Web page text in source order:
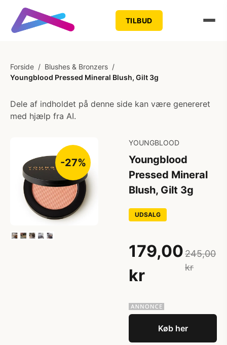
TILBUD
Forside / Blushes & Bronzers /
Youngblood Pressed Mineral Blush, Gilt 3g
Dele af indholdet på denne side kan være genereret
med hjælp fra AI.
-27%
YOUNGBLOOD
Youngblood
Pressed Mineral
Blush, Gilt 3g
UDSALG
179,00
kr
245,00
kr
Køb her